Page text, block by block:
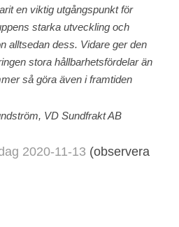
en viktig utgångspunkt för
starka utveckling och
alltsedan dess. Vidare ger den
stora hållbarhetsfördelar än
så göra även i framtiden
VD Sundfrakt AB
2020-11-13 (observera